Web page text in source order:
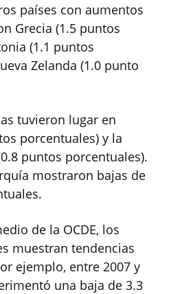
países con aumentos
Grecia (1.5 puntos
(1.1 puntos
Zelanda (1.0 punto
tuvieron lugar en
porcentuales) y la
puntos porcentuales).
mostraron bajas de
de la OCDE, los
muestran tendencias
ejemplo, entre 2007 y
una baja de 3.3